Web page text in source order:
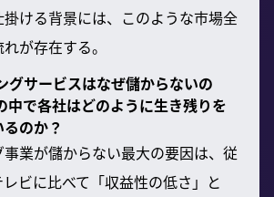
ける背景には、このような市場全
が存在する。
グサービスはなぜ儲からないの
中で各社はどのように生き残りを
のか？
事業が儲からない最大の要因は、従
ビに比べて「収益性の低さ」と